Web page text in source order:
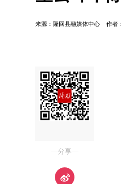
来源：隆回县融媒体中心 作者
—分享—